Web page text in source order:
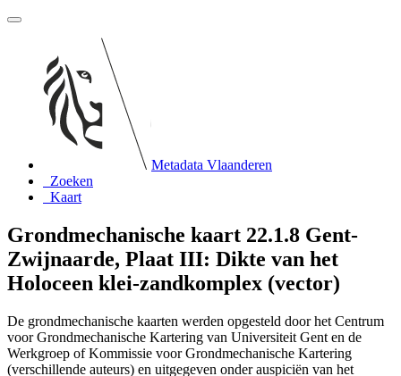
Metadata Vlaanderen
Zoeken
Kaart
Grondmechanische kaart 22.1.8 Gent-
Zwijnaarde, Plaat III: Dikte van het
Holoceen klei-zandkomplex (vector)
De grondmechanische kaarten werden opgesteld door het Centrum
voor Grondmechanische Kartering van Universiteit Gent en de
Werkgroep of Kommissie voor Grondmechanische Kartering
(verschillende auteurs) en uitgegeven onder auspiciën van het